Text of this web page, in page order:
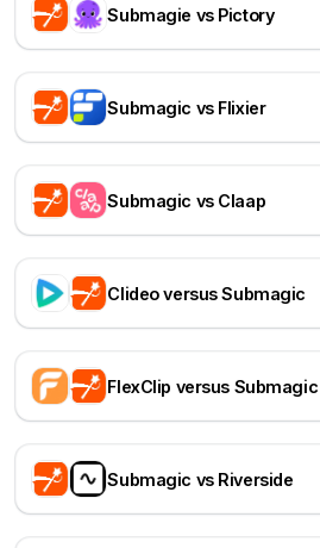
Submagie vs Pictory
Submagic vs Flixier
Submagic vs Claap
Clideo versus Submagic
FlexClip versus Submagic
Submagic vs Riverside